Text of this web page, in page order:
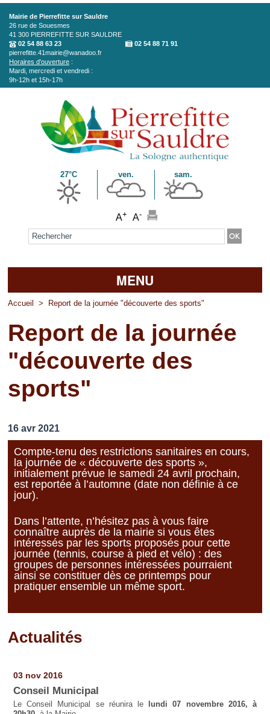
Aller au contenu principal
Mairie de Pierrefitte sur Sauldre
26 rue de Souesmes
41 300 PIERREFITTE SUR SAULDRE
02 54 88 63 23
02 54 88 71 91
pierrefitte.41mairie@wanadoo.fr
Horaires d'ouverture :
Mardi, mercredi et vendredi :
9h-12h et 15h-17h
27°C ven. sam.
A+ A-
Formulaire de recherche
MENU
Accueil
La mairie
Découvrir Pierrefitte
Vie pratique
Accueil > Report de la journée "découverte des sports"
Report de la journée
"découverte des
sports"
16 avr 2021
Compte-tenu des restrictions sanitaires en cours,
la journée de « découverte des sports »,
initialement prévue le samedi 24 avril prochain,
est reportée à l’automne (date non définie à ce
jour).
Dans l’attente, n’hésitez pas à vous faire
connaître auprès de la mairie si vous êtes
intéressés par les sports proposés pour cette
journée (tennis, course à pied et vélo) : des
groupes de personnes intéressées pourraient
ainsi se constituer dès ce printemps pour
pratiquer ensemble un même sport.
Actualités
03 nov 2016
Conseil Municipal
Le Conseil Municipal se réunira le
lundi 07 novembre 2016, à
Pages